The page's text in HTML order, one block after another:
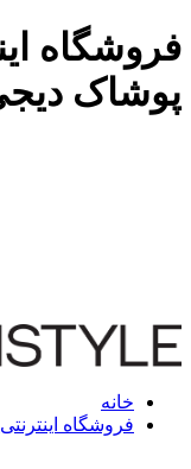
فروشگاه
پوشاک
خانه
فروشگاه